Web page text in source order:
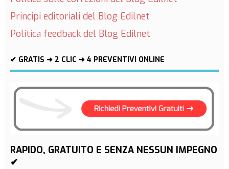
Principi editoriali del Blog Edilnet
Politica feedback del Blog Edilnet
✔ GRATIS ➜ 2 CLIC ➜ 4 PREVENTIVI ONLINE
RAPIDO, GRATUITO E SENZA NESSUN IMPEGNO
✔